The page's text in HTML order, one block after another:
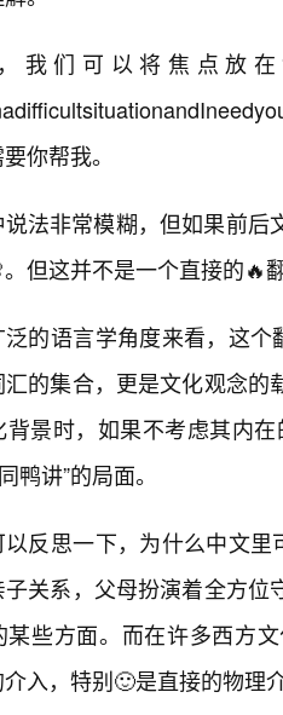
我们可以将焦点放
你帮我。
法非常模糊，但如果前
但这并不是一个直接的🔥
的语言学角度来看，这个
的集合，更是文化观念
背景时，如果不考虑其内
鸭讲”的局面。
反思一下，为什么中文里
关系，父母扮演着全方
某些方面。而在许多西方
入，特别🙂是直接的物理